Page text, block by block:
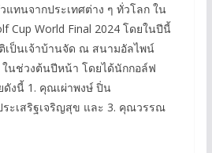
แทนจากประเทศต่าง ๆ ทั่วโลก ใน
Cup World Final 2024 โดยในปีนี้
เป็นเจ้าบ้านจัด ณ สนามอัลไพน์
นช่วงต้นปีหน้า โดยได้นักกอล์ฟ
ดังนี้ 1. คุณเผ่าพงษ์ ปิ่น
ะเสริฐเจริญสุข และ 3. คุณวรรณ